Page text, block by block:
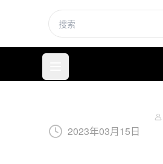
标普信评
2023年03月15日